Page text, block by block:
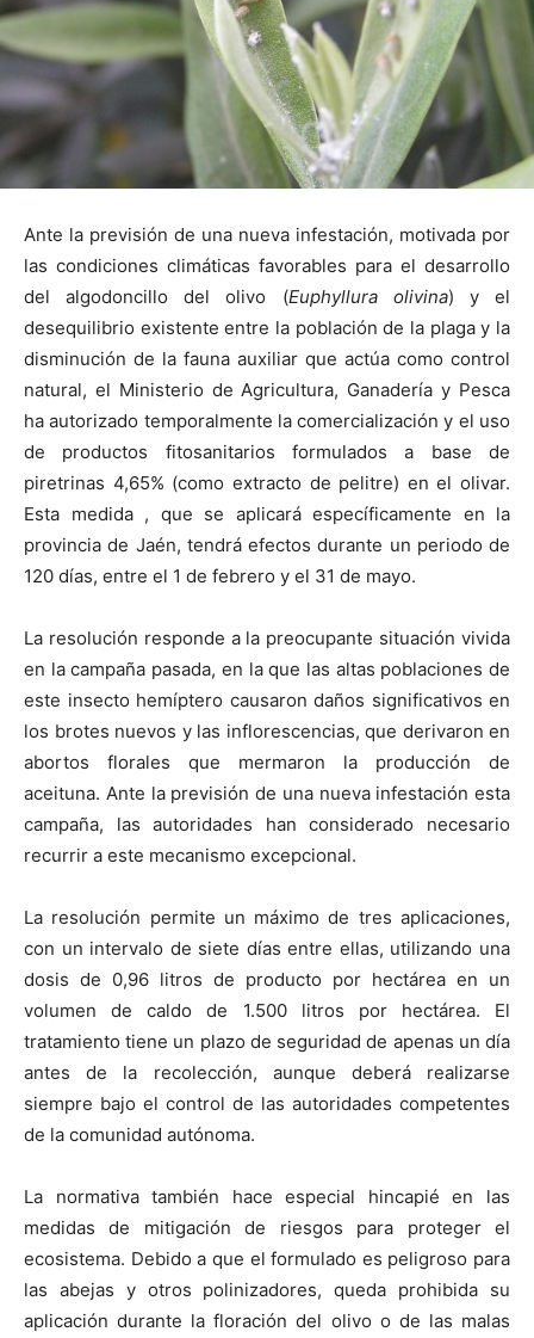
Ante la previsión de una nueva infestación, motivada por
las condiciones climáticas favorables para el desarrollo
del algodoncillo del olivo (Euphyllura olivina) y el
desequilibrio existente entre la población de la plaga y la
disminución de la fauna auxiliar que actúa como control
natural, el Ministerio de Agricultura, Ganadería y Pesca
ha autorizado temporalmente la comercialización y el uso
de productos fitosanitarios formulados a base de
piretrinas 4,65% (como extracto de pelitre) en el olivar.
Esta medida , que se aplicará específicamente en la
provincia de Jaén, tendrá efectos durante un periodo de
120 días, entre el 1 de febrero y el 31 de mayo.
La resolución responde a la preocupante situación vivida
en la campaña pasada, en la que las altas poblaciones de
este insecto hemíptero causaron daños significativos en
los brotes nuevos y las inflorescencias, que derivaron en
abortos florales que mermaron la producción de
aceituna. Ante la previsión de una nueva infestación esta
campaña, las autoridades han considerado necesario
recurrir a este mecanismo excepcional.
La resolución permite un máximo de tres aplicaciones,
con un intervalo de siete días entre ellas, utilizando una
dosis de 0,96 litros de producto por hectárea en un
volumen de caldo de 1.500 litros por hectárea. El
tratamiento tiene un plazo de seguridad de apenas un día
antes de la recolección, aunque deberá realizarse
siempre bajo el control de las autoridades competentes
de la comunidad autónoma.
La normativa también hace especial hincapié en las
medidas de mitigación de riesgos para proteger el
ecosistema. Debido a que el formulado es peligroso para
las abejas y otros polinizadores, queda prohibida su
aplicación durante la floración del olivo o de las malas